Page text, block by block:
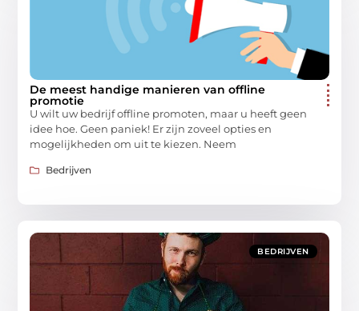
De meest handige manieren van offline
promotie
U wilt uw bedrijf offline promoten, maar u heeft geen
idee hoe. Geen paniek! Er zijn zoveel opties en
mogelijkheden om uit te kiezen. Neem
Bedrijven
BEDRIJVEN